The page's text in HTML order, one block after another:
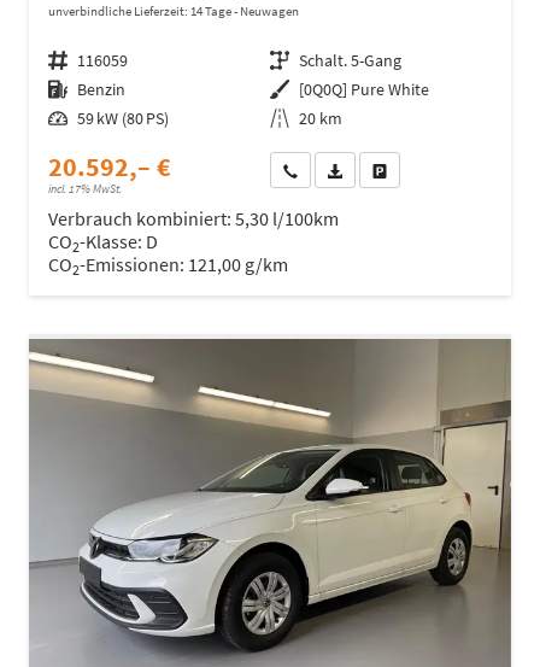
unverbindliche Lieferzeit: 14 Tage Neuwagen
Fahrzeugnr. 116059 Getriebe Schalt. 5-Gang
Kraftstoff Benzin Außenfarbe [0Q0Q] Pure White
Leistung 59 kW (80 PS) Kilometerstand 20 km
20.592,– €
incl. 17% MwSt.
Wir rufen Sie anFahrzeugexposé (PDF)
Verbrauch kombiniert: 5,30 l/100km
CO2-Klasse: D
CO2-Emissionen: 121,00 g/km